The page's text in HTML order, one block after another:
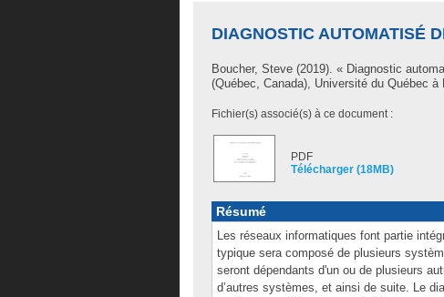
DIAGNOSTIC AUTOMATISÉ
Boucher, Steve (2019). « Diagnostic
(Québec, Canada), Université du Québec
Fichier(s) associé(s) à ce document :
PDF
Télécharger (18MB)
Résumé
Les réseaux informatiques font partie
typique sera composé de plusieurs
seront dépendants d'un ou de plusieurs
d’autres systèmes, et ainsi de suite. Le